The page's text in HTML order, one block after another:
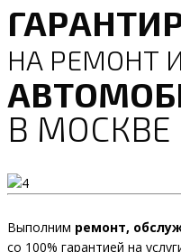
НА РЕМОНТ
В МОСКВЕ
Выполним ремонт,
со 100% гарантией на